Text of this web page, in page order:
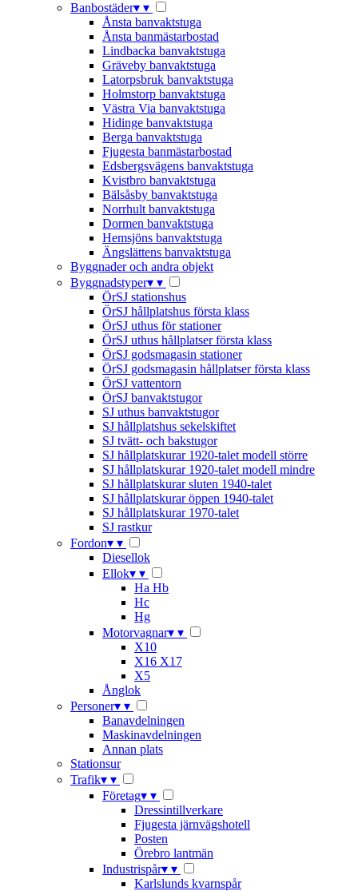
Banbostäder▾ ▾
Ånsta banvaktstuga
Ånsta banmästarbostad
Lindbacka banvaktstuga
Gräveby banvaktstuga
Latorpsbruk banvaktstuga
Holmstorp banvaktstuga
Västra Via banvaktstuga
Hidinge banvaktstuga
Berga banvaktstuga
Fjugesta banmästarbostad
Edsbergsvägens banvaktstuga
Kvistbro banvaktstuga
Bälsåsby banvaktstuga
Norrhult banvaktstuga
Dormen banvaktstuga
Hemsjöns banvaktstuga
Ängslättens banvaktstuga
Byggnader och andra objekt
Byggnadstyper▾ ▾
ÖrSJ stationshus
ÖrSJ hållplatshus första klass
ÖrSJ uthus för stationer
ÖrSJ uthus hållplatser första klass
ÖrSJ godsmagasin stationer
ÖrSJ godsmagasin hållplatser första klass
ÖrSJ vattentorn
ÖrSJ banvaktstugor
SJ uthus banvaktstugor
SJ hållplatshus sekelskiftet
SJ tvätt- och bakstugor
SJ hållplatskurar 1920-talet modell större
SJ hållplatskurar 1920-talet modell mindre
SJ hållplatskurar sluten 1940-talet
SJ hållplatskurar öppen 1940-talet
SJ hållplatskurar 1970-talet
SJ rastkur
Fordon▾ ▾
Diesellok
Ellok▾ ▾
Ha Hb
Hc
Hg
Motorvagnar▾ ▾
X10
X16 X17
X5
Ånglok
Personer▾ ▾
Banavdelningen
Maskinavdelningen
Annan plats
Stationsur
Trafik▾ ▾
Företag▾ ▾
Dressintillverkare
Fjugesta järnvägshotell
Posten
Örebro lantmän
Industrispår▾ ▾
Karlslunds kvarnspår